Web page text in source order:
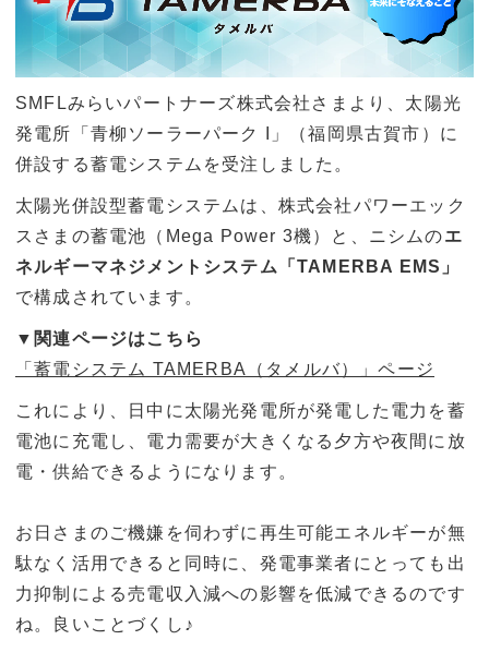
SMFLみらいパートナーズ株式会社さまより、太陽光
発電所「青柳ソーラーパーク I」（福岡県古賀市）に
併設する蓄電システムを受注しました。
太陽光併設型蓄電システムは、株式会社パワーエック
スさまの蓄電池（Mega Power 3機）と、ニシムのエ
ネルギーマネジメントシステム「TAMERBA EMS」
で構成されています。
▼関連ページはこちら
「蓄電システム TAMERBA（タメルバ）」ページ
これにより、日中に太陽光発電所が発電した電力を蓄
電池に充電し、電力需要が大きくなる夕方や夜間に放
電・供給できるようになります。
お日さまのご機嫌を伺わずに再生可能エネルギーが無
駄なく活用できると同時に、発電事業者にとっても出
力抑制による売電収入減への影響を低減できるのです
ね。良いことづくし♪